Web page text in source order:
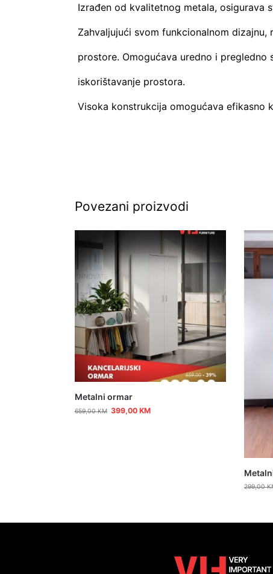
Izrađen od kvalitetnog metala, osigurava
Zahvaljujući svom funkcionalnom
prostore. Omogućava uredno i
iskorištavanje prostora.
Visoka konstrukcija omogućava efikasno
Povezani proizvodi
Metalni ormar
659,00KM 399,00KM
299,00